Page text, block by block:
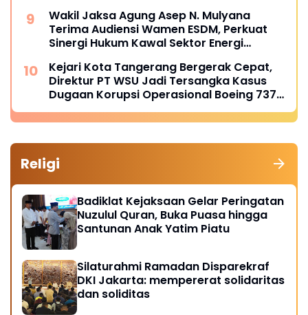
Wakil Jaksa Agung Asep N. Mulyana
Terima Audiensi Wamen ESDM, Perkuat
Sinergi Hukum Kawal Sektor Energi
Kejari Kota Tangerang Bergerak Cepat,
Direktur PT WSU Jadi Tersangka Kasus
Dugaan Korupsi Operasional Boeing 737-
300
Religi
Badiklat Kejaksaan Gelar Peringatan
Nuzulul Quran, Buka Puasa hingga
Santunan Anak Yatim Piatu
Silaturahmi Ramadan Disparekraf
DKI Jakarta: mempererat solidaritas
dan soliditas